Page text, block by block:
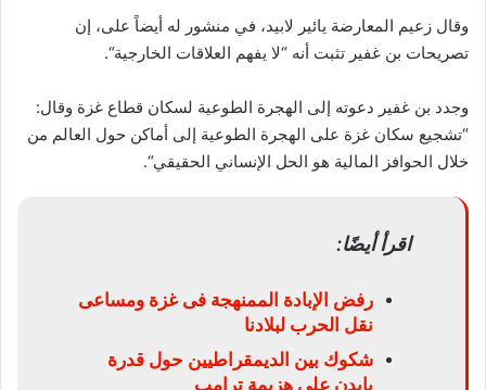
وقال زعيم المعارضة يائير لابيد، في منشور له أيضاً على، إن
تصريحات بن غفير تثبت أنه “لا يفهم العلاقات الخارجية“.
وجدد بن غفير دعوته إلى الهجرة الطوعية لسكان قطاع غزة وقال:
“تشجيع سكان غزة على الهجرة الطوعية إلى أماكن حول العالم من
خلال الحوافز المالية هو الحل الإنساني الحقيقي“.
اقرأ أيضًا:
رفض الإبادة الممنهجة فى غزة ومساعى
نقل الحرب لبلادنا
شكوك بين الديمقراطيين حول قدرة
بايدن على هزيمة ترامب